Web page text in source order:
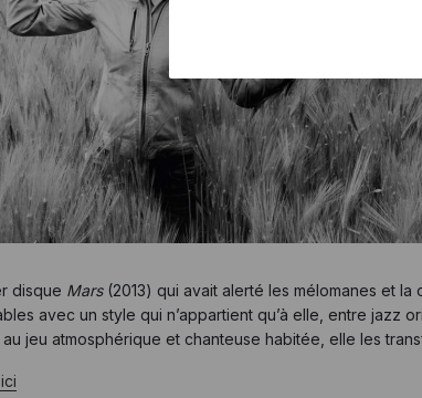
disque Mars(2013) qui avait alerté les mélomanes et la
avec un style qui n’appartient qu’à elle, entre
au jeu atmosphérique et chanteuse habitée, elle les